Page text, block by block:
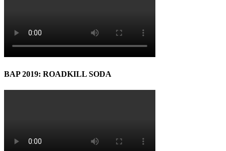
BAP 2019: ROADKILL SODA